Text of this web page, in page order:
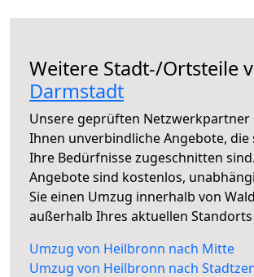
Weitere Stadt-/Ortsteile
Darmstadt
Unsere geprüften Netzwerkpartner
Ihnen unverbindliche Angebote, die
Ihre Bedürfnisse zugeschnitten
Angebote sind kostenlos,
Sie einen Umzug innerhalb von
außerhalb Ihres aktuellen
Umzug von Heilbronn nach Mitte
Umzug von Heilbronn nach